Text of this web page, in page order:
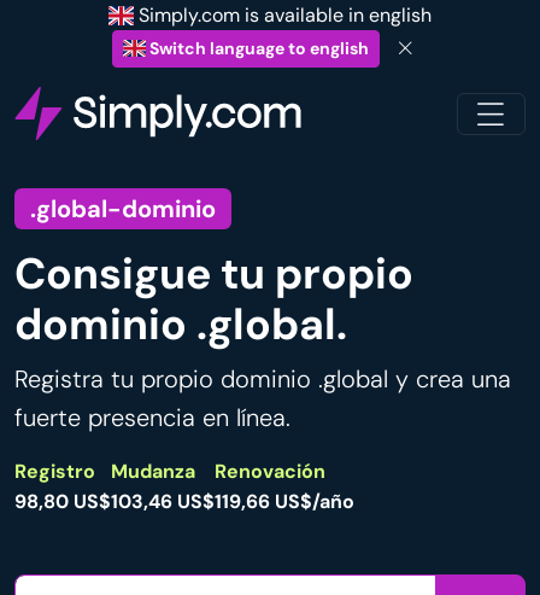
Simply.com is available in english
Switch language to english
.global-dominio
Consigue tu propio
dominio .global.
Registra tu propio dominio .global y crea una
fuerte presencia en línea.
Registro
98,80 US$
Mudanza
103,46 US$
Renovación
119,66 US$/año